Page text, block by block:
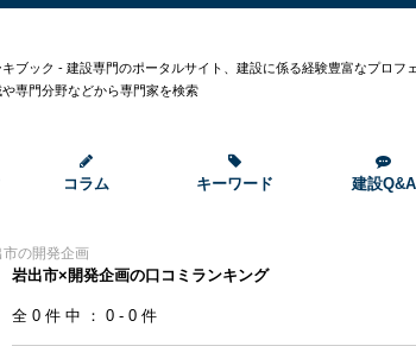
キブック - 建設専門のポータルサイト、建設に係る経験豊富なプロフ
や専門分野などから専門家を検索
コラム キーワード 建設Q&A
市の開発企画
岩出市×開発企画の口コミランキング
全0件中：0-0件